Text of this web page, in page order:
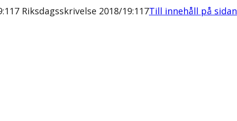
Riksdagsskrivelse 2018/19:117Till innehåll på sidan